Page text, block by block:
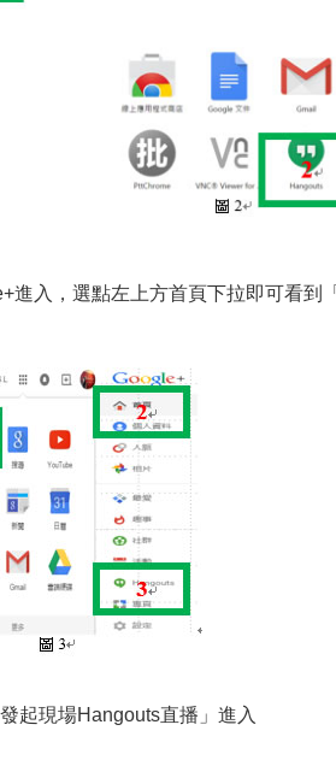
進入，選點左上方首頁下拉即可看到
起現場Hangouts直播」進入